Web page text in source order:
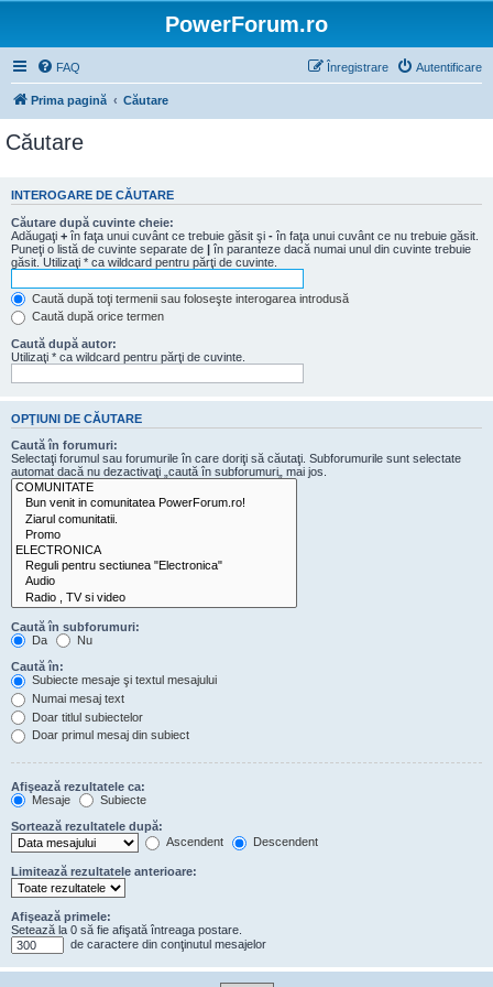
PowerForum.ro
FAQ Autentificare
Înregistrare
Prima pagină Căutare
Căutare
INTEROGARE DE CĂUTARE
Căutare după cuvinte cheie:
Adăugaţi + în faţa unui cuvânt ce trebuie găsit şi - în faţa unui cuvânt ce nu trebuie găsit.
Puneţi o listă de cuvinte separate de | în paranteze dacă numai unul din cuvinte trebuie
găsit. Utilizaţi * ca wildcard pentru părţi de cuvinte.
Caută după toţi termenii sau foloseşte interogarea introdusă
Caută după orice termen
Caută după autor:
Utilizaţi * ca wildcard pentru părţi de cuvinte.
OPŢIUNI DE CĂUTARE
Caută în forumuri:
Selectaţi forumul sau forumurile în care doriţi să căutaţi. Subforumurile sunt selectate
automat dacă nu dezactivaţi „caută în subforumuri„ mai jos.
Caută în subforumuri:
Da
Nu
Caută în:
Subiecte mesaje şi textul mesajului
Numai mesaj text
Doar titlul subiectelor
Doar primul mesaj din subiect
Afişează rezultatele ca:
Mesaje
Subiecte
Sortează rezultatele după:
Ascendent
Descendent
Limitează rezultatele anterioare:
Afişează primele:
Setează la 0 să fie afişată întreaga postare.
de caractere din conţinutul mesajelor